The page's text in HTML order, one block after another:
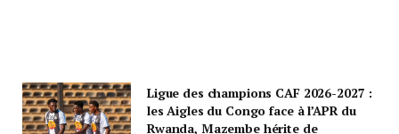
Ligue des champions CAF 2026-2027 :
les Aigles du Congo face à l’APR du
Rwanda, Mazembe hérite de